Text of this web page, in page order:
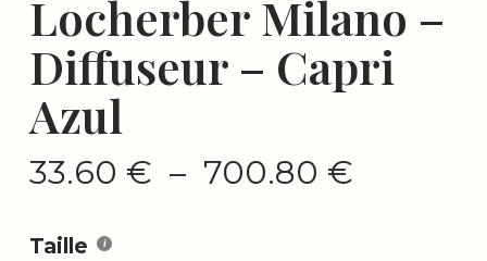
Locherber Milano –
Diffuseur – Capri
Azul
33.60 € – 700.80 €Plage
Taille